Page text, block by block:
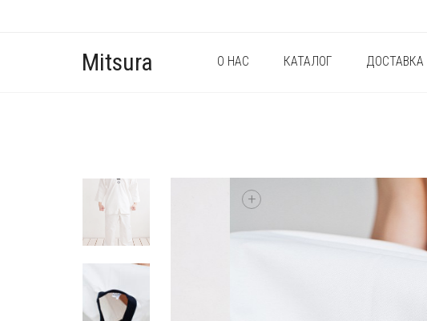
Mitsura О НАС КАТАЛОГ ДОСТАВКА